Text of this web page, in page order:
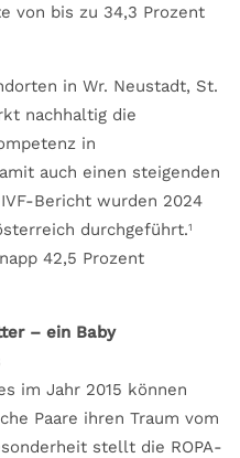
von bis zu 34,3 Prozent
in Wr. Neustadt, St.
nachhaltig die
in
auch einen steigenden
Bericht wurden 2024
durchgeführt.1
42,5 Prozent
– ein Baby
im Jahr 2015 können
Paare ihren Traum vom
stellt die ROPA-